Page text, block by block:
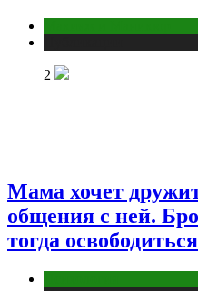
2
Мама хочет
общения с ней.
тогда